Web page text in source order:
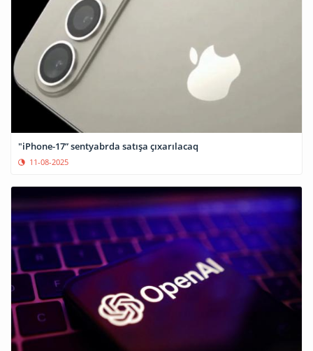
"iPhone-17” sentyabrda satışa çıxarılacaq
11-08-2025